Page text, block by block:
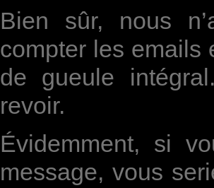
Bien sûr, nous
compter les emails
de gueule
revoir.
Évidemment, si
message, vous